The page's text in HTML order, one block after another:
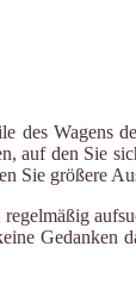
des Wagens
auf den Sie
Sie größere
regelmäßig
Gedanken